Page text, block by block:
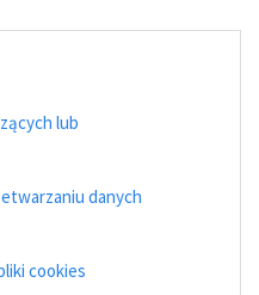
lub
danych
cookies